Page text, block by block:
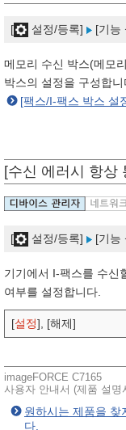
[ 설정/등록] [기능
메모리 수신 박스(메모
박스의 설정을 구성합니
[팩스/I-팩스 박스 설
[수신 에러시 항상
[ 설정/등록] [기능
기기에서 I-팩스를 수신
여부를 설정합니다.
[설정], [해제]
imageFORCE C7165
사용자 안내서 (제품 설명
원하시는 제품을 찾
다.